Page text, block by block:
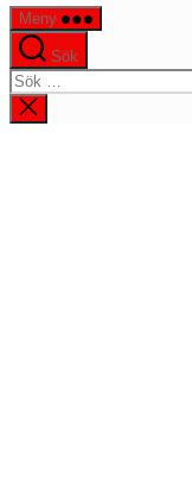
Meny
Sök
Sök
efter:
Stäng
sökningen